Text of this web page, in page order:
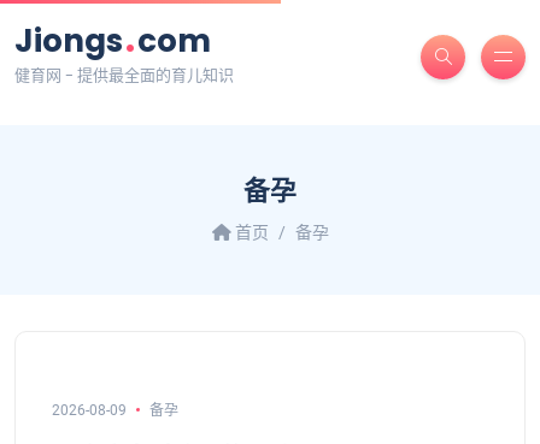
Jiongs.com
健育网 - 提供最全面的育儿知识
备孕
首页 备孕
2026-08-09 备孕